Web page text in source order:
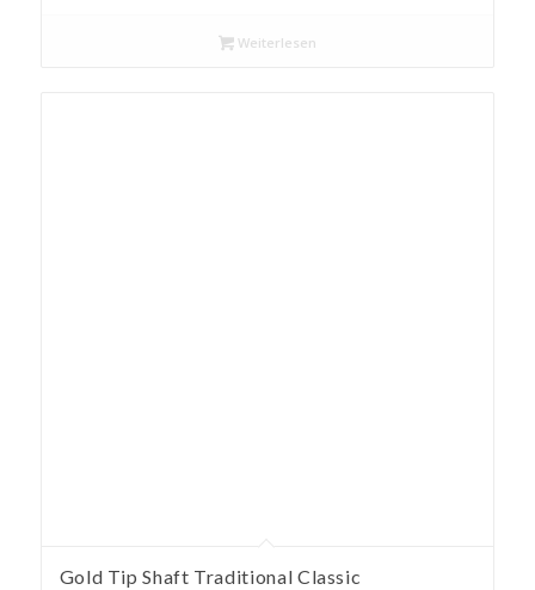
Weiterlesen
Gold Tip Shaft Traditional Classic